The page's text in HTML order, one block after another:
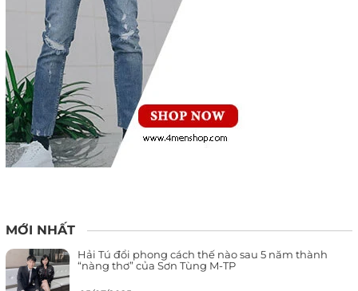
MỚI NHẤT
Hải Tú đổi phong cách thế nào sau 5 năm thành
“nàng thơ” của Sơn Tùng M-TP